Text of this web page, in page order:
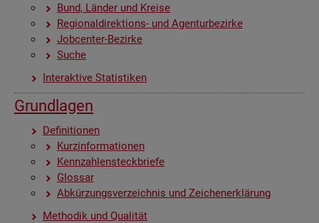
Bund, Län­der und Krei­se
Re­gio­nal­di­rek­ti­ons- und Agen­tur­be­zir­ke
Job­cen­ter-Be­zir­ke
Suche
In­ter­ak­ti­ve Sta­tis­ti­ken
Grund­la­gen
De­fi­ni­tio­nen
Kurz­in­for­ma­tio­nen
Kenn­zah­len­steck­brie­fe
Glos­sar
Ab­kür­zungs­ver­zeich­nis und Zei­chen­er­klä­rung
Me­tho­dik und Qua­li­tät